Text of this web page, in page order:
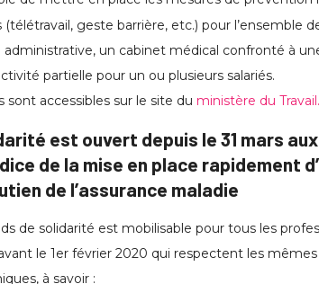
(télétravail, geste barrière, etc.) pour l’ensemble
un cabinet médical confronté à
partielle pour un ou plusieurs salariés.
sont accessibles sur le site du ministère du Travail.
est ouvert depuis le 31 mars
de la mise en place rapidement
de l’assurance maladie
de solidarité est mobilisable pour tous les
le 1er février 2020 qui respectent les
à savoir :